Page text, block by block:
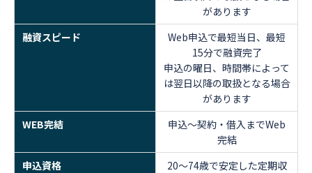
があります
融資スピード
Web申込で最短当日、最短
15分で融資完了
申込の曜日、時間帯によって
は翌日以降の取扱となる場合
があります
WEB完結
申込～契約・借入までWeb
完結
申込資格
20～74歳で安定した定期収